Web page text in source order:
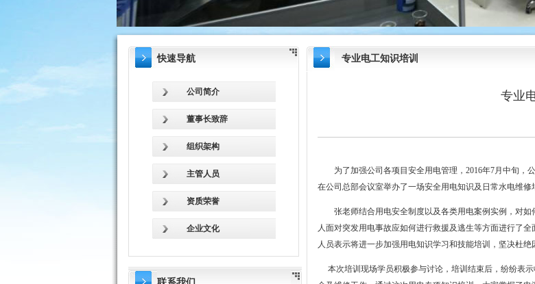
快速导航
公司简介
董事长致辞
组织架构
主管人员
资质荣誉
企业文化
专业电工知识培训
专业
为了加强公司各项目安全用电管理，2016年7月中旬，
在公司总部会议室举办了一场安全用电知识及日常水电维
张老师结合用电安全制度以及各类用电案例实例，对如
人面对突发用电事故应如何进行救援及逃生等方面进行了
人员表示将进一步加强用电知识学习和技能培训，坚决杜绝
本次培训现场学员积极参与讨论，培训结束后，纷纷表